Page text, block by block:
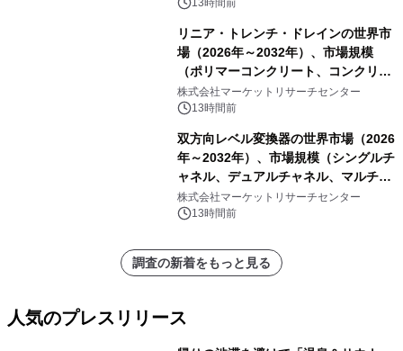
析レポートを発表
13時間前
リニア・トレンチ・ドレインの世界市
場（2026年～2032年）、市場規模
（ポリマーコンクリート、コンクリー
ト、プラスチック、金属）・分析レポ
ートを発表
株式会社マーケットリサーチセンター
13時間前
双方向レベル変換器の世界市場（2026
年～2032年）、市場規模（シングルチ
ャネル、デュアルチャネル、マルチチ
ャネル）・分析レポートを発表
株式会社マーケットリサーチセンター
13時間前
調査の新着をもっと見る
人気のプレスリリース